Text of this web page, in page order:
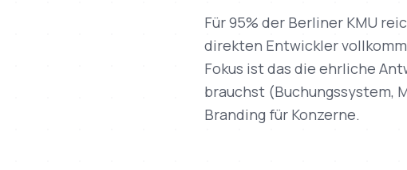
Für 95% der Berliner KMU
direkten Entwickler
Fokus ist das die ehrliche
brauchst (Buchungssystem,
Branding für Konzerne.